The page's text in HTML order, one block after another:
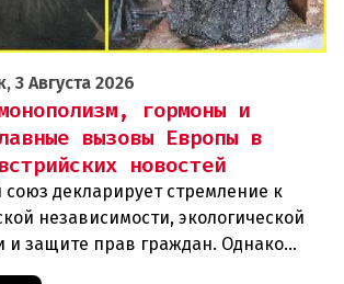
3 Августа 2026
гормоны и
вызовы Европы в
новостей
союз декларирует стремление к
независимости, экологической
и защите прав граждан. Однако
в Австрии и решение